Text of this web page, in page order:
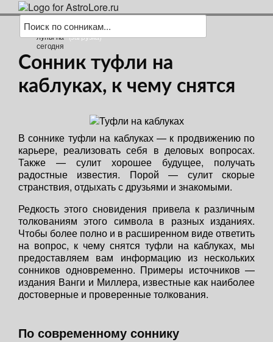
(загрузка)
Сонник туфли на
каблуках, к чему снятся
В соннике туфли на каблуках — к продвижению по
карьере, реализовать себя в деловых вопросах.
Также — сулит хорошее будущее, получать
радостные известия. Порой — сулит скорые
странствия, отдыхать с друзьями и знакомыми.
Редкость этого сновидения привела к различным
толкованиям этого символа в разных изданиях.
Чтобы более полно и в расширенном виде ответить
на вопрос, к чему снятся туфли на каблуках, мы
предоставляем вам информацию из нескольких
сонников одновременно. Примеры источников —
издания Ванги и Миллера, известные как наиболее
достоверные и проверенные толкования.
По современному соннику